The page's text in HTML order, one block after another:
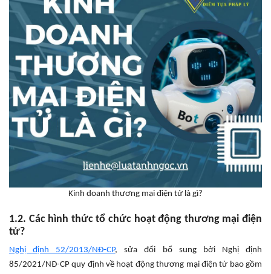
Kinh doanh thương mại điện tử là gì?
1.2. Các hình thức tổ chức hoạt động thương mại điện
tử?
Nghị định 52/2013/NĐ-CP, sửa đổi bổ sung bởi Nghị định
85/2021/NĐ-CP quy định về hoạt động thương mại điện tử bao gồm